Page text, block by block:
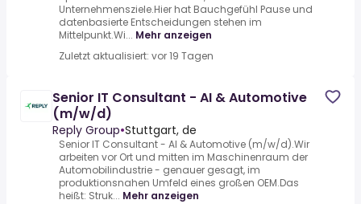
Unternehmensziele.Hier hat Bauchgefühl Pause und
datenbasierte Entscheidungen stehen im
Mittelpunkt.Wi... Mehr anzeigen
Zuletzt aktualisiert: vor 19 Tagen
Senior IT Consultant - AI & Automotive
(m/w/d)
Reply Group•Stuttgart, de
Senior IT Consultant - AI & Automotive (m/w/d).Wir
arbeiten vor Ort und mitten im Maschinenraum der
Automobilindustrie - genauer gesagt, im
produktionsnahen Umfeld eines großen OEM.Das
heißt: Struk... Mehr anzeigen